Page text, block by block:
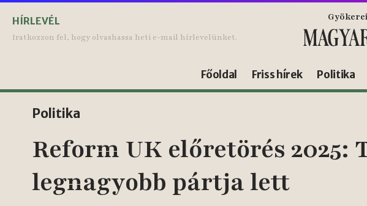
HÍRLEVÉL
Iratkozzon fel, hogy olvashassa heti e-mail hírlevelünket.
Főoldal Friss hírek Politika
Politika
Reform UK előretörés
legnagyobb pártja lett